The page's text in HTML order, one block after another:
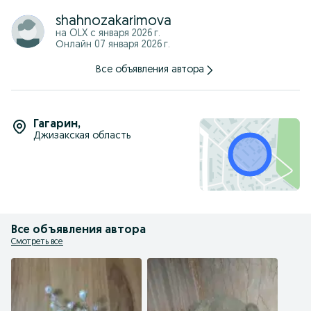
shahnozakarimova
на OLX с января 2026 г.
Онлайн 07 января 2026 г.
Все объявления автора
Гагарин,
Джизакская область
Все объявления автора
Смотреть все